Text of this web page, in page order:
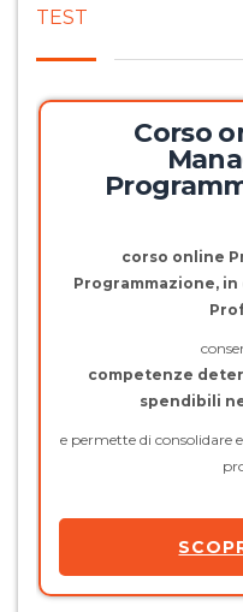
TEST
Corso
corso online
Programmazione,
competenze
spendibili
e permette di consolidare